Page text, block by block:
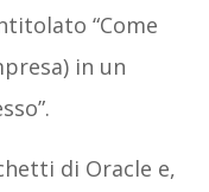
“Come
in un
di Oracle e,